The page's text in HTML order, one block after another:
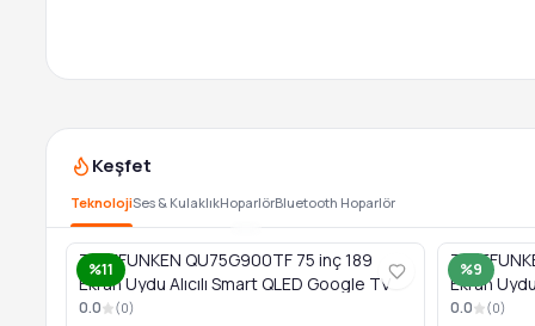
Keşfet
TeknolojiSes & KulaklıkHoparlörBluetooth Hoparlör
%11
TELEFUNKEN QU75G900TF 75 inç 189
Ekran Uydu Alıcılı Smart QLED Google TV
0.0 (0)
%9
Ekran
0.0 (0)